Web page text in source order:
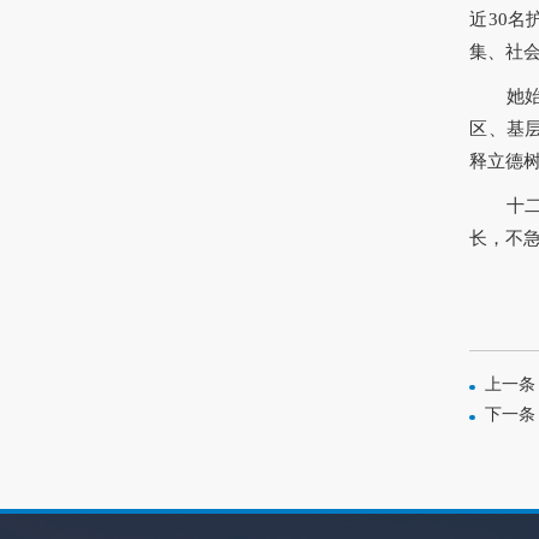
近30名
集、社
她
区、基
释立德
十
长，不
上一
下一